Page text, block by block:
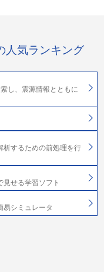
人気ランキング
し、震源情報とともに
析するための前処理を行
見せる学習ソフト
易シミュレータ